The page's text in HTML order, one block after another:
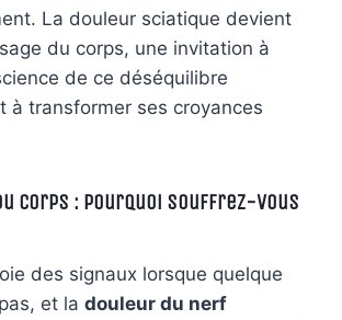
La douleur sciatique devient
du corps, une invitation à
de ce déséquilibre
à transformer ses croyances
Corps : Pourquoi Souffrez-vous
des signaux lorsque quelque
et la douleur du nerf